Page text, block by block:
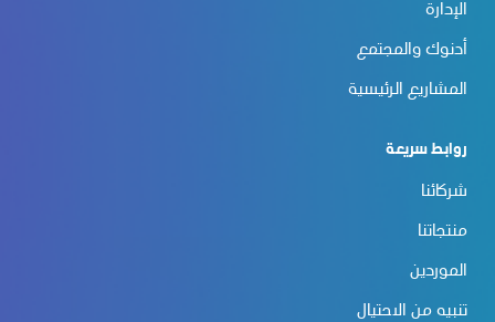
الإدارة
أدنوك والمجتمع
المشاريع الرئيسية
روابط سريعة
شركائنا
منتجاتنا
الموردين
تنبيه من الاحتيال